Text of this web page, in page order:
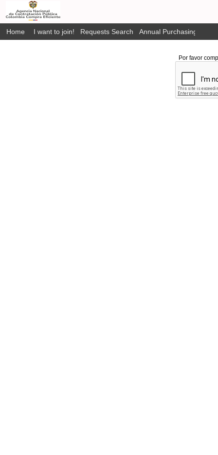
Home I want to join! Requests Search Annual Purchasing Plan
Por favor